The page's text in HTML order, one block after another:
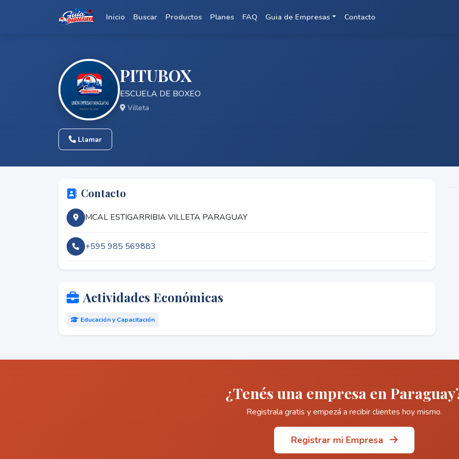
Inicio Buscar Productos Planes FAQ Guia de Empresas Contacto
PITUBOX
ESCUELA DE BOXEO
Villeta
Llamar
Contacto
MCAL ESTIGARRIBIA VILLETA PARAGUAY
+595 985 569883
Actividades Económicas
Educación y Capacitación
¿Tenés una empresa en
Registrala gratis y empezá a recibir clientes hoy mismo.
Registrar mi Empresa